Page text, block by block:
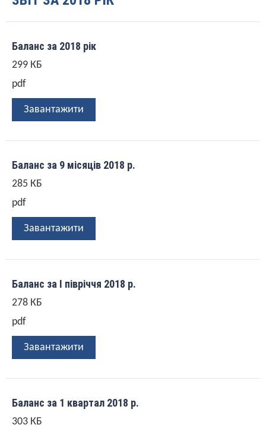
Баланс за 2018 рік
299 КБ
pdf
Завантажити
Баланс за 9 місяців 2018 р.
285 КБ
pdf
Завантажити
Баланс за І півріччя 2018 р.
278 КБ
pdf
Завантажити
Баланс за 1 квартал 2018 р.
303 КБ